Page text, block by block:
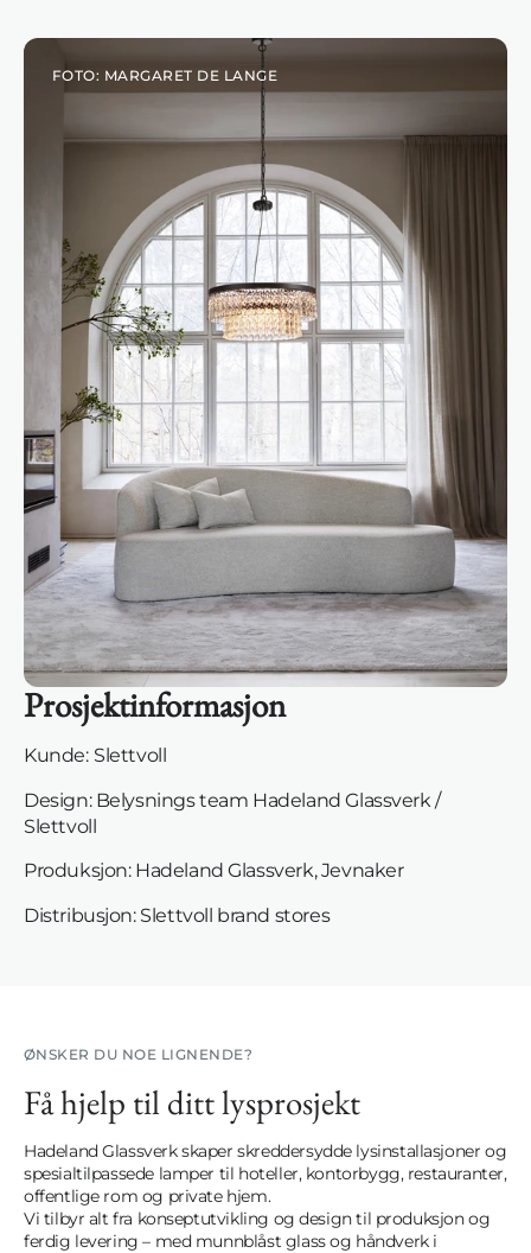
FOTO: MARGARET DE LANGE
Prosjektinformasjon
Kunde: Slettvoll
Design: Belysnings team Hadeland Glassverk /
Slettvoll
Produksjon: Hadeland Glassverk, Jevnaker
Distribusjon: Slettvoll brand stores
ØNSKER DU NOE LIGNENDE?
Få hjelp til ditt lysprosjekt
Hadeland Glassverk skaper skreddersydde lysinstallasjoner og
spesialtilpassede lamper til hoteller, kontorbygg, restauranter,
offentlige rom og private hjem.
Vi tilbyr alt fra konseptutvikling og design til produksjon og
ferdig levering – med munnblåst glass og håndverk i